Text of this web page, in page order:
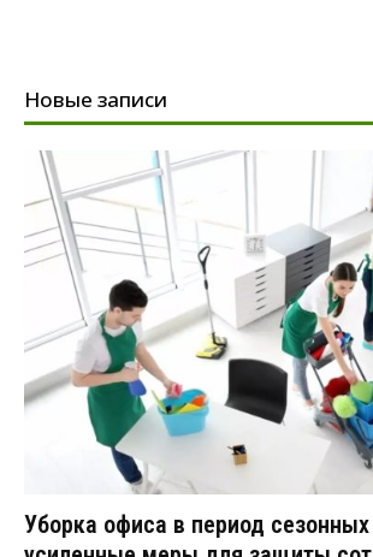
Новые записи
Уборка офиса в период сезонных